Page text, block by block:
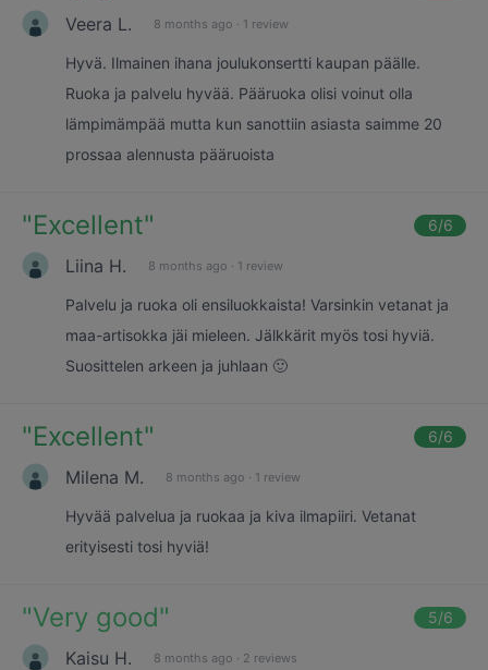
Veera L. 8 months ago · 1 review
Hyvä. Ilmainen ihana joulukonsertti kaupan päälle.
Ruoka ja palvelu hyvää. Pääruoka olisi voinut olla
lämpimämpää mutta kun sanottiin asiasta saimme 20
prossaa alennusta pääruoista
"Excellent" 6/6
Liina H. 8 months ago · 1 review
Palvelu ja ruoka oli ensiluokkaista! Varsinkin vetanat ja
maa-artisokka jäi mieleen. Jälkkärit myös tosi hyviä.
Suosittelen arkeen ja juhlaan 🙂
"Excellent" 6/6
Milena M. 8 months ago · 1 review
Hyvää palvelua ja ruokaa ja kiva ilmapiiri. Vetanat
erityisesti tosi hyviä!
"Very good" 5/6
Kaisu H. 8 months ago · 2 reviews